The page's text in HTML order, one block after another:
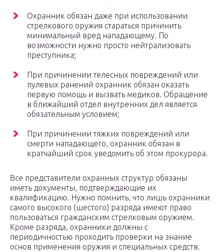
Охранник обязан даже при использовании
стрелкового оружия стараться причинить
минимальный вред нападающему. По
возможности нужно просто нейтрализовать
преступника;
При причинении телесных повреждений или
пулевых ранений охранник обязан оказать
первую помощь и вызвать медиков. Обращение
в ближайший отдел внутренних дел является
обязательным условием;
При причинении тяжких повреждений или
смерти нападающего, охранник обязан в
кратчайший срок уведомить об этом прокурора.
Все представители охранных структур обязаны
иметь документы, подтверждающие их
квалификацию. Нужно помнить, что лишь охранники
самого высокого (шестого) разряда имеют право
пользоваться гражданским стрелковым оружием.
Кроме разряда, охранники должны с
периодичностью проходить проверки на знание
основ применения оружия и специальных средств.